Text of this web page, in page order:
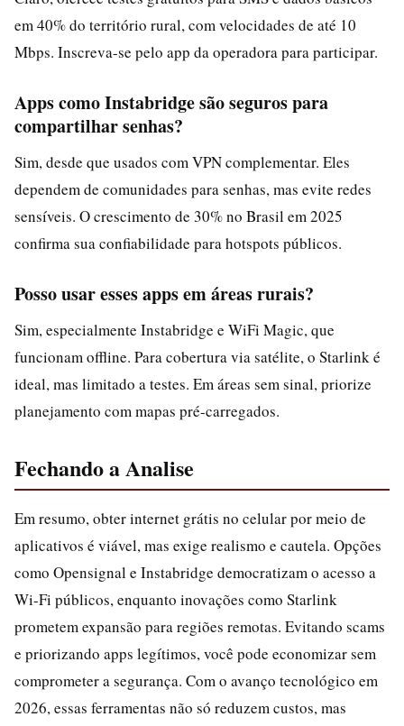
em 40% do território rural, com velocidades de até 10
Mbps. Inscreva-se pelo app da operadora para participar.
Apps como Instabridge são seguros para
compartilhar senhas?
Sim, desde que usados com VPN complementar. Eles
dependem de comunidades para senhas, mas evite redes
sensíveis. O crescimento de 30% no Brasil em 2025
confirma sua confiabilidade para hotspots públicos.
Posso usar esses apps em áreas rurais?
Sim, especialmente Instabridge e WiFi Magic, que
funcionam offline. Para cobertura via satélite, o Starlink é
ideal, mas limitado a testes. Em áreas sem sinal, priorize
planejamento com mapas pré-carregados.
Fechando a Analise
Em resumo, obter internet grátis no celular por meio de
aplicativos é viável, mas exige realismo e cautela. Opções
como Opensignal e Instabridge democratizam o acesso a
Wi-Fi públicos, enquanto inovações como Starlink
prometem expansão para regiões remotas. Evitando scams
e priorizando apps legítimos, você pode economizar sem
comprometer a segurança. Com o avanço tecnológico em
2026, essas ferramentas não só reduzem custos, mas